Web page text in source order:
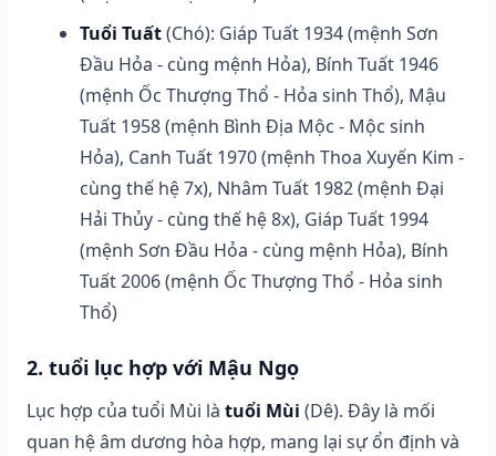
Tuổi Tuất(Chó): Giáp Tuất 1934 (mệnh Sơn
Đầu Hỏa - cùng mệnh Hỏa), Bính Tuất 1946
(mệnh Ốc Thượng Thổ - Hỏa sinh Thổ), Mậu
Tuất 1958 (mệnh Bình Địa Mộc - Mộc sinh
Hỏa), Canh Tuất 1970 (mệnh Thoa Xuyến Kim -
cùng thế hệ 7x), Nhâm Tuất 1982 (mệnh Đại
Hải Thủy - cùng thế hệ 8x), Giáp Tuất 1994
(mệnh Sơn Đầu Hỏa - cùng mệnh Hỏa), Bính
Tuất 2006 (mệnh Ốc Thượng Thổ - Hỏa sinh
Thổ)
2. tuổi lục hợp với Mậu Ngọ
Lục hợp của tuổi Mùi là tuổi Mùi (Dê). Đây là mối
quan hệ âm dương hòa hợp, mang lại sự ổn định và